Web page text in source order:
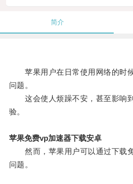
简介
苹果用户在日常使用网络的时
问题。
这会使人烦躁不安，甚至影响
验。
苹果免费vp加速器下载安卓
然而，苹果用户可以通过下载
问题。